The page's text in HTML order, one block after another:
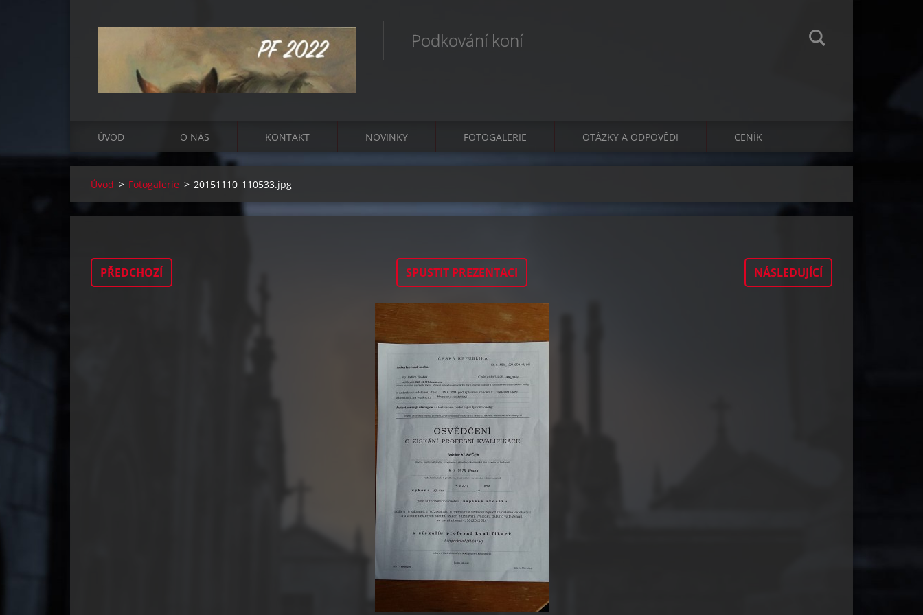
Podkování koní
ÚVOD O NÁS KONTAKT NOVINKY FOTOGALERIE OTÁZKY A ODPOVĚDI CENÍK
Úvod > Fotogalerie > 20151110_110533.jpg
PŘEDCHOZÍ SPUSTIT PREZENTACI NÁSLEDUJÍCÍ